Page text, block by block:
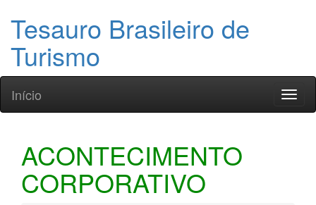
Tesauro Brasileiro de
Turismo
Início
ACONTECIMENTO
CORPORATIVO